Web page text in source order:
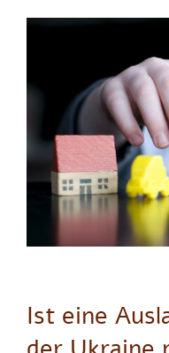
Blog
Ist eine